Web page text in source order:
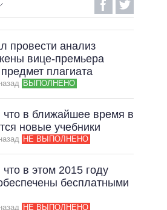
ОБЕЩАНИЯ
В ПРОЦЕССЕ
ВСЕ ОБЕЩАНИЯ
ОБЕЩАНИЯ
провести анализ
вице-премьера
плагиата
ВЫПОЛНЕНО
что в ближайшее время в
новые учебники
НЕ ВЫПОЛНЕНО
в этом 2015 году
бесплатными
НЕ ВЫПОЛНЕНО